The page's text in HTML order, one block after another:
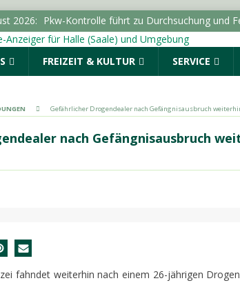
2026: Pkw-Kontrolle führt zu Durchsuchung und
2026:
Sonderausstellung “Die Schamanin” im
& UMGEBUNG
NACHRICHTEN - HALLE (SAALE) & UMGEBUNG
ANHALT INFO
FREIZEIT & KULTUR SERVICE
Gefährlicher Drogendealer nach Gefängnisausbruch
nach Gefängnisausbruch
fahndet weiterhin nach einem 26-jährigen